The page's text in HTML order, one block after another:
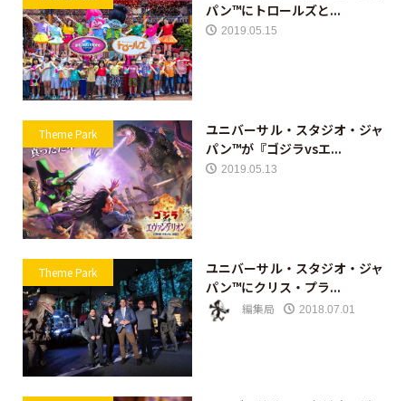
パン™にトロールズと...
2019.05.15
Theme Park
ユニバーサル・スタジオ・ジャ
パン™が『ゴジラvsエ...
2019.05.13
Theme Park
ユニバーサル・スタジオ・ジャ
パン™にクリス・プラ...
編集局 2018.07.01